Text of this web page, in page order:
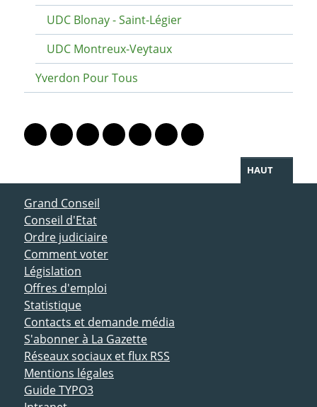
UDC Blonay - Saint-Légier
UDC Montreux-Veytaux
Yverdon Pour Tous
Lien vers le profil Mastodon
Lien vers le profil Bluesky
Lien vers le profil Instagram
Lien vers le profil Linkedin
Lien vers le profil Facebook
Lien vers le profil Twitter
Partager par WhatsApp
HAUT
ACCÈS DIRECT
Grand Conseil
Conseil d'Etat
Ordre judiciaire
Comment voter
Législation
Offres d'emploi
Statistique
Contacts et demande média
S'abonner à La Gazette
Réseaux sociaux et flux RSS
Mentions légales
Guide TYPO3